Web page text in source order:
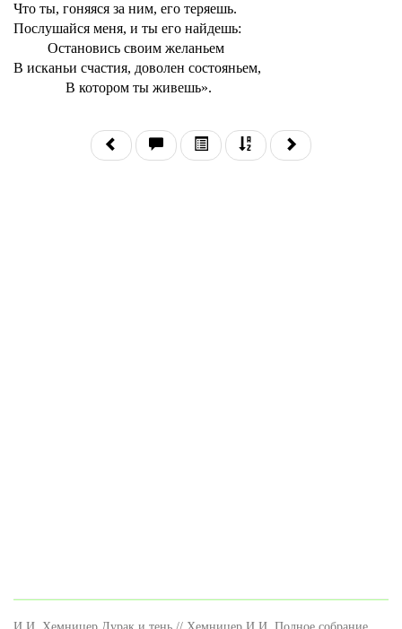
Что ты, гоняяся за ним, его теряешь.
Послушайся меня, и ты его найдешь:
Остановись своим желаньем
В исканьи счастия, доволен состояньем,
В котором ты живешь».